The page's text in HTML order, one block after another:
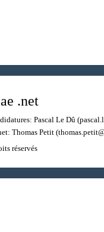
.net
Pascal Le Dû
Thomas Petit
réservés